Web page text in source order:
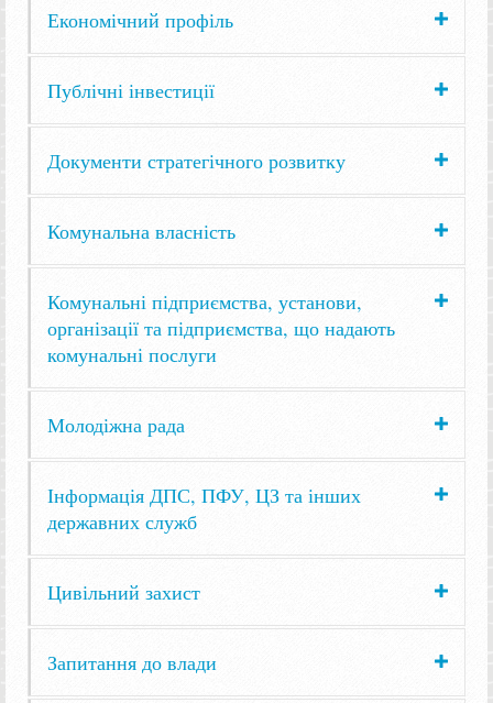
Економічний профіль
Публічні інвестиції
Документи стратегічного розвитку
Комунальна власність
Комунальні підприємства, установи,
організації та підприємства, що надають
комунальні послуги
Молодіжна рада
Інформація ДПС, ПФУ, ЦЗ та інших
державних служб
Цивільний захист
Запитання до влади